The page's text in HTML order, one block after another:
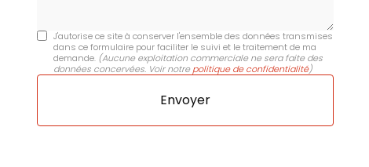
J'autorise ce site à conserver l'ensemble des données transmises
dans ce formulaire pour faciliter le suivi et le traitement de ma
demande. (Aucune exploitation commerciale ne sera faite des
données concervées. Voir notre politique de confidentialité)